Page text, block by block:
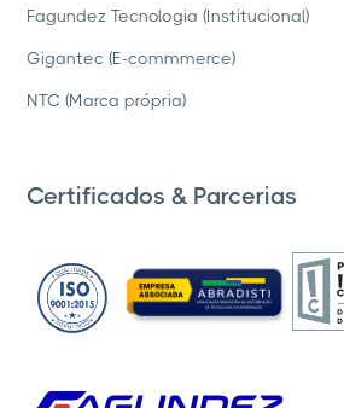
Fagundez Tecnologia (Institucional)
Gigantec (E-commmerce)
NTC (Marca própria)
Certificados & Parcerias